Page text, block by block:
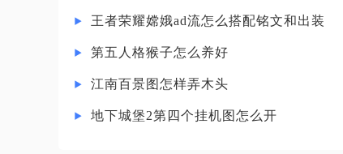
王者荣耀嫦娥ad流怎么搭配铭文和出装
第五人格猴子怎么养好
江南百景图怎样弄木头
地下城堡2第四个挂机图怎么开